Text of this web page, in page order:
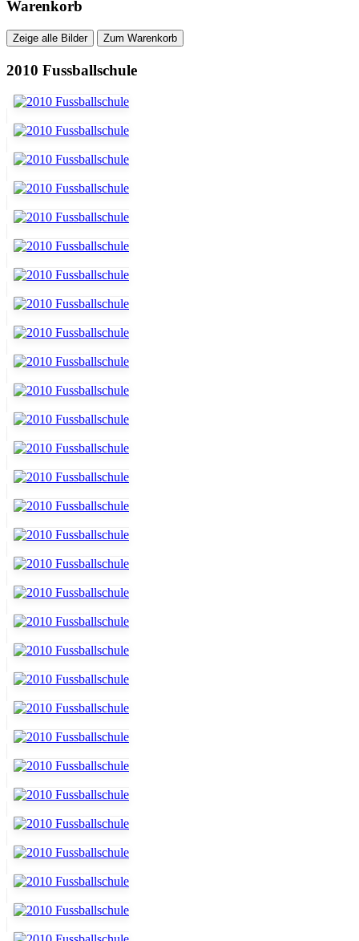
Warenkorb
Zeige alle Bilder Zum Warenkorb
2010 Fussballschule